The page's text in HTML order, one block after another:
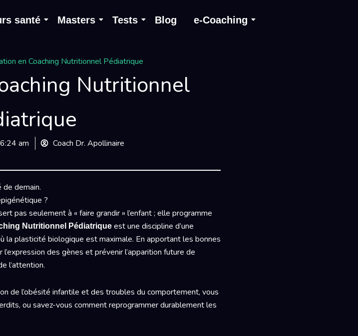
santé Masters Tests Blog e-Coaching
en Coaching Nutritionnel Pédiatrique
Nutritionnel
6:24 am Coach Dr. Apollinaire
demain.
?
pas seulement à « faire grandir » l’enfant ; elle programme
Nutritionnel Pédiatriqueest une discipline d’une
la plasticité biologique est maximale. En apportant les bonnes
des gènes et prévenir l’apparition future de
l’attention.
de l’obésité infantile et des troubles du comportement, vous
ou savez-vous comment reprogrammer durablement les